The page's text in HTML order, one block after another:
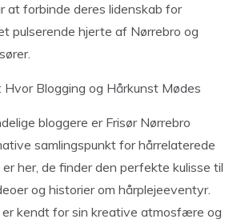
at forbinde deres lidenskab for
pulserende hjerte af Nørrebro og
Hvor Blogging og Hårkunst Mødes
bloggere er Frisør Nørrebro
samlingspunkt for hårrelaterede
her, de finder den perfekte kulisse til
og historier om hårplejeeventyr.
er kendt for sin kreative atmosfære og